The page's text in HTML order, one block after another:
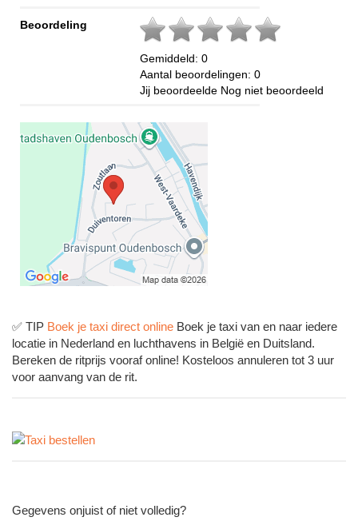
Beoordeling
Gemiddeld: 0
Aantal beoordelingen: 0
Jij beoordeelde Nog niet beoordeeld
✅ TIP Boek je taxi direct online Boek je taxi van en naar iedere
locatie in Nederland en luchthavens in België en Duitsland.
Bereken de ritprijs vooraf online! Kosteloos annuleren tot 3 uur
voor aanvang van de rit.
Gegevens onjuist of niet volledig?